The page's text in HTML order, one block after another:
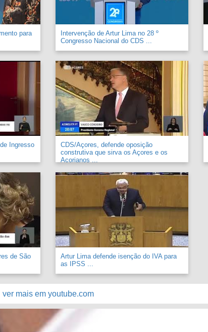
para
Intervenção de Artur Lima no 28 º
Congresso Nacional do CDS ...
Ingresso
CDS/Açores, defende oposição
construtiva que sirva os Açores e os
Açorianos ...
de São
Artur Lima defende isenção do IVA para
as IPSS ...
ver mais em youtube.com